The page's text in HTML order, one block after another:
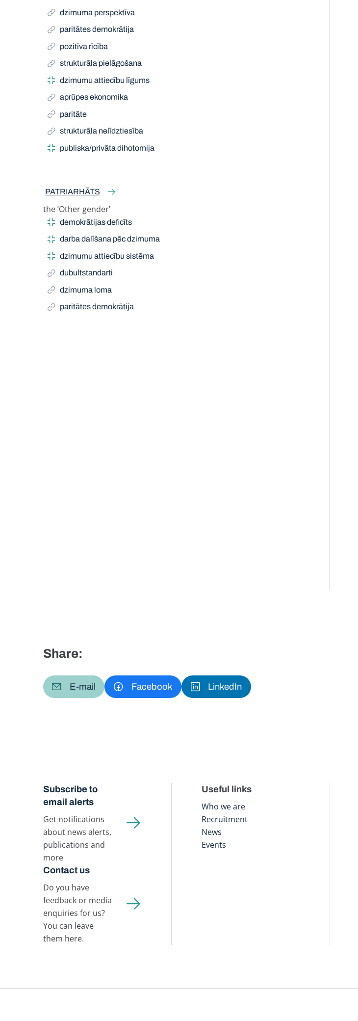
dzimuma perspektīva
paritātes demokrātija
pozitīva rīcība
strukturāla pielāgošana
dzimumu attiecību līgums
aprūpes ekonomika
paritāte
strukturāla nelīdztiesība
publiska/privāta dihotomija
PATRIARHĀTS
the ‘Other gender’
Related Term
demokrātijas deficīts
darba dalīšana pēc dzimuma
dzimumu attiecību sistēma
dubultstandarti
dzimuma loma
paritātes demokrātija
Share:
E-mail Facebook LinkedIn
Subscribe to
email alerts
Get notifications
about news alerts,
publications and
more
Contact us
Do you have
feedback or media
enquiries for us?
You can leave
them here.
Useful links
Who we are
Recruitment
News
Events